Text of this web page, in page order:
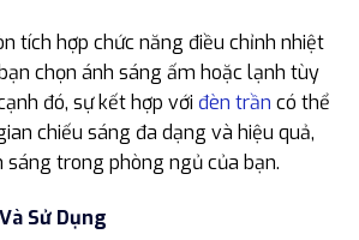
tích hợp chức năng điều chỉnh nhiệt
chọn ánh sáng ấm hoặc lạnh tùy
đó, sự kết hợp với đèn trần có thể
chiếu sáng đa dạng và hiệu quả,
sáng trong phòng ngủ của bạn.
Sử Dụng